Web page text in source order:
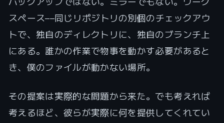
スペース——同じリポジトリの別個のチェックアウ
トで、独自のディレクトリに、独自のブランチ上
にある。誰かの作業で物事を動かす必要があると
き、僕のファイルが動かない場所。
その提案は実際的な問題から来た。でも考えれば
考えるほど、彼らが実際に何を提供してくれてい